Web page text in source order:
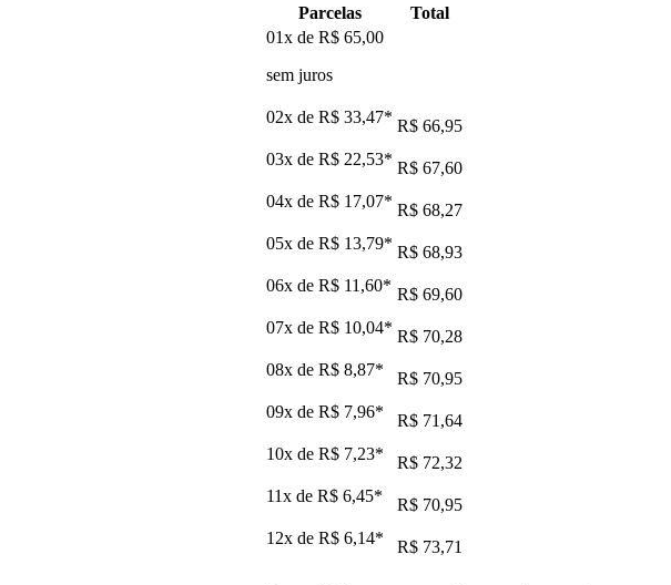
Parcelas
Total
01x de R$ 65,00
sem juros
02x de R$ 33,47* R$ 66,95
03x de R$ 22,53* R$ 67,60
04x de R$ 17,07* R$ 68,27
05x de R$ 13,79* R$ 68,93
06x de R$ 11,60* R$ 69,60
07x de R$ 10,04* R$ 70,28
08x de R$ 8,87*
R$ 70,95
09x de R$ 7,96*
R$ 71,64
10x de R$ 7,23*
R$ 72,32
11x de R$ 6,45*
R$ 70,95
12x de R$ 6,14* R$ 73,71